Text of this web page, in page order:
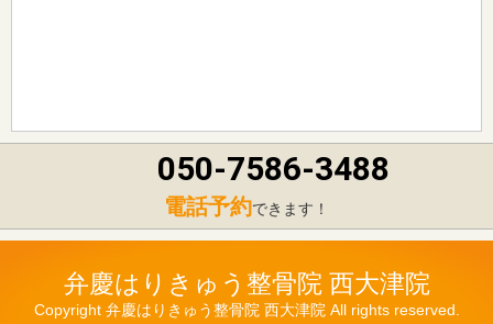
050-7586-3488
電話予約できます！
弁慶はりきゅう整骨院 西大津院
Copyright 弁慶はりきゅう整骨院 西大津院 All rights reserved.